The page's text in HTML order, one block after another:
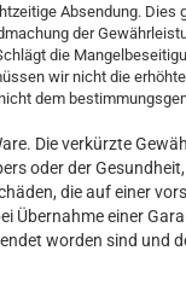
Absendung.
der
die
wir nicht die
dem
Die verkürzte
oder der
die auf einer
Übernahme einer
worden sind und